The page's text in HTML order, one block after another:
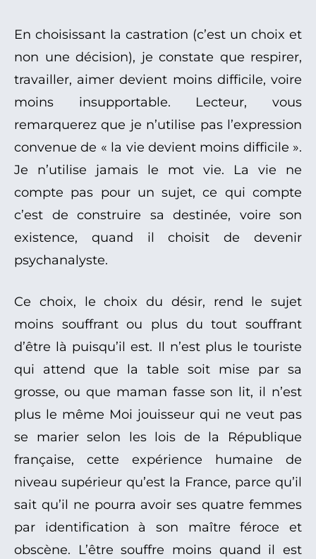
En choisissant la castration (c’est un choix et
non une décision), je constate que respirer,
travailler, aimer devient moins difficile, voire
moins insupportable. Lecteur, vous
remarquerez que je n’utilise pas l’expression
convenue de « la vie devient moins difficile ».
Je n’utilise jamais le mot vie. La vie ne
compte pas pour un sujet, ce qui compte
c’est de construire sa destinée, voire son
existence, quand il choisit de devenir
psychanalyste.
Ce choix, le choix du désir, rend le sujet
moins souffrant ou plus du tout souffrant
d’être là puisqu’il est. Il n’est plus le touriste
qui attend que la table soit mise par sa
grosse, ou que maman fasse son lit, il n’est
plus le même Moi jouisseur qui ne veut pas
se marier selon les lois de la République
française, cette expérience humaine de
niveau supérieur qu’est la France, parce qu’il
sait qu’il ne pourra avoir ses quatre femmes
par identification à son maître féroce et
obscène. L’être souffre moins quand il est